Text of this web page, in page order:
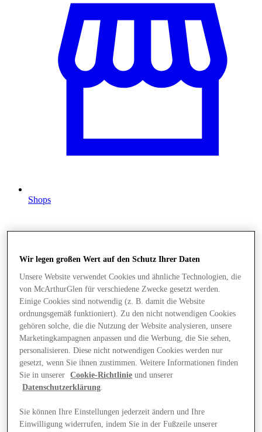
Shops
Wir legen großen Wert auf den Schutz Ihrer Daten
Unsere Website verwendet Cookies und ähnliche Technologien, die
von McArthurGlen für verschiedene Zwecke gesetzt werden.
Einige Cookies sind notwendig (z. B. damit die Website
ordnungsgemäß funktioniert). Zu den nicht notwendigen Cookies
gehören solche, die die Nutzung der Website analysieren, unsere
Marketingkampagnen anpassen und die Werbung, die Sie sehen,
personalisieren. Diese nicht notwendigen Cookies werden nur
gesetzt, wenn Sie ihnen zustimmen. Weitere Informationen finden
Sie in unserer
Cookie-Richtlinie und unserer
Datenschutzerklärung.
Sie können Ihre Einstellungen jederzeit ändern und Ihre
Einwilligung widerrufen, indem Sie in der Fußzeile unserer